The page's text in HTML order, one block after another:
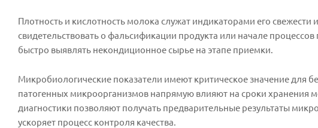
Плотность и кислотность молока служат индикаторами его
свидетельствовать о фальсификации продукта или начале
быстро выявлять некондиционное сырье на этапе приемки.
Микробиологические показатели имеют критическое значение для
патогенных микроорганизмов напрямую влияют на сроки хранения
диагностики позволяют получать предварительные результаты
ускоряет процесс контроля качества.